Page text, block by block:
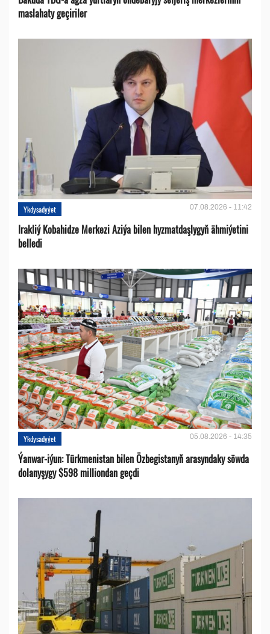
maslahaty geçiriler
Ykdysadyýet 07.08.2026 - 11:42
Irakliý Kobahidze Merkezi Aziýa bilen hyzmatdaşlygyň ähmiýetini
belledi
Ykdysadyýet 05.08.2026 - 14:35
Ýanwar-iýun: Türkmenistan bilen Özbegistanyň arasyndaky söwda
dolanyşygy $598 milliondan geçdi